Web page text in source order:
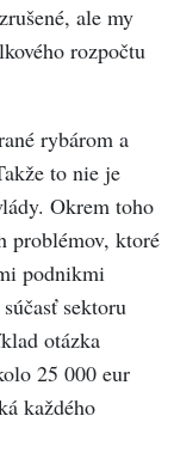
ale my
rozpočtu
rybárom a
to nie je
Okrem toho
problémov, ktoré
podnikmi
sektoru
otázka
25 000 eur
každého